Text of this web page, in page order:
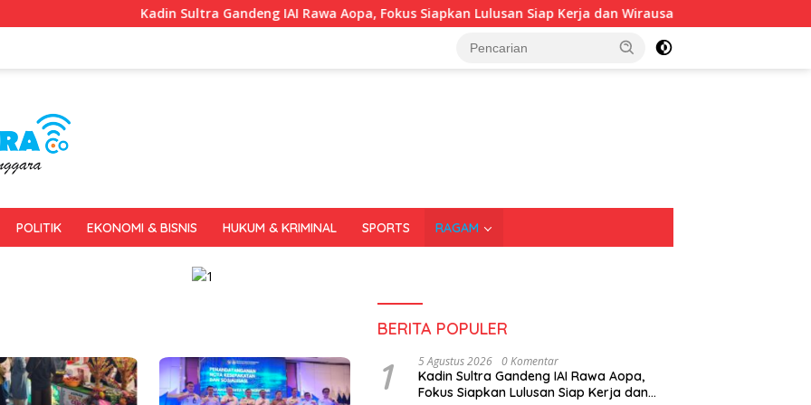
Kadin Sultra Gandeng IAI Rawa Aopa, Fokus Siapkan Lulusan Siap Kerja dan Wirausaha Puluhan Tenant
POLITIK EKONOMI & BISNIS HUKUM & KRIMINAL SPORTS RAGAM
BERITA POPULER
1 5 Agustus 2026 0 Komentar
Kadin Sultra Gandeng IAI Rawa Aopa,
Fokus Siapkan Lulusan Siap Kerja dan